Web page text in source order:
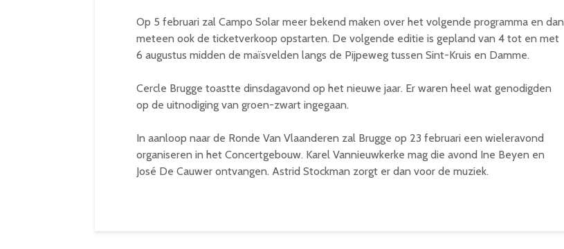
Op 5 februari zal Campo Solar meer bekend maken over het volgende programma en dan
meteen ook de ticketverkoop opstarten. De volgende editie is gepland van 4 tot en met
6 augustus midden de maïsvelden langs de Pijpeweg tussen Sint-Kruis en Damme.
Cercle Brugge toastte dinsdagavond op het nieuwe jaar. Er waren heel wat genodigden
op de uitnodiging van groen-zwart ingegaan.
In aanloop naar de Ronde Van Vlaanderen zal Brugge op 23 februari een wieleravond
organiseren in het Concertgebouw. Karel Vannieuwkerke mag die avond Ine Beyen en
José De Cauwer ontvangen. Astrid Stockman zorgt er dan voor de muziek.